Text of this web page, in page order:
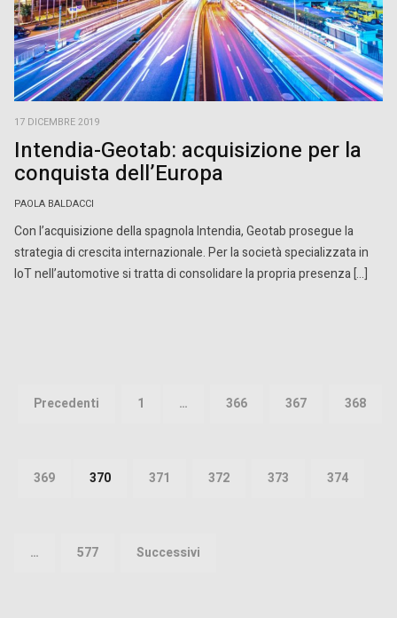
17 DICEMBRE 2019
Intendia-Geotab: acquisizione per la
conquista dell’Europa
PAOLA BALDACCI
Con l’acquisizione della spagnola Intendia, Geotab prosegue la
strategia di crescita internazionale. Per la società specializzata in
IoT nell’automotive si tratta di consolidare la propria presenza […]
degli
articoli
Precedenti 1 … 366 367 368
369 370 371 372 373 374
… 577 Successivi